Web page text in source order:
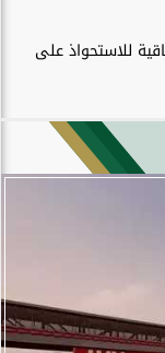
للاستحواذ على